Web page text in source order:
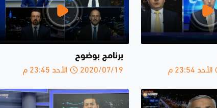
برنامج بوضوح
2020/07/19 الأحد 23:45 م